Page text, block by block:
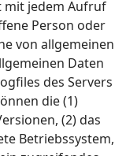
mit jedem Aufruf
Person oder
von allgemeinen
Daten
des Servers
die (1)
(2) das
Betriebssystem,